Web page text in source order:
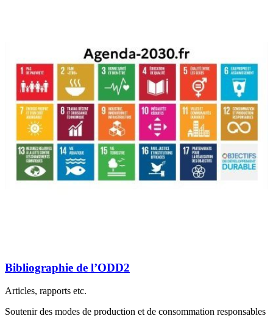
Bibliographie de l’ODD2
Articles, rapports etc.
Soutenir des modes de production et de consommation responsables